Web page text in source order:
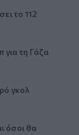
το 112
για τη Γάζα
γκολ
όσοι θα